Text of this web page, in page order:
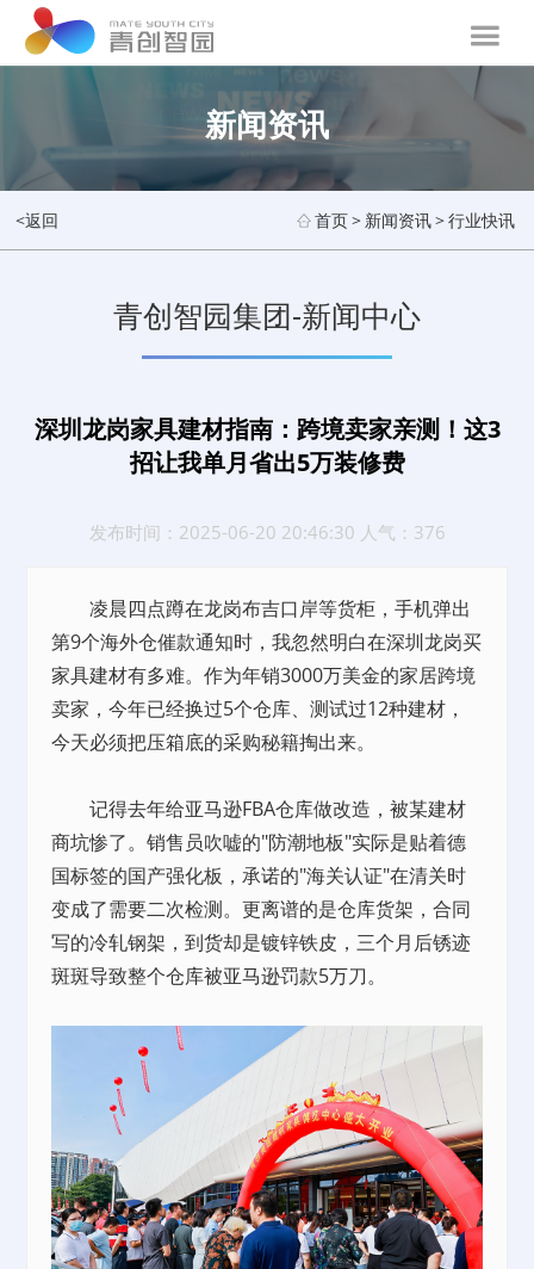
新闻资讯
<返回 首页> 新闻资讯>行业快讯
青创智园集团-新闻中心
深圳龙岗家具建材指南：跨境卖家亲测！这3
招让我单月省出5万装修费
发布时间：2025-06-20 20:46:30 人气：376
凌晨四点蹲在龙岗布吉口岸等货柜，手机弹出
第9个海外仓催款通知时，我忽然明白在深圳龙岗买
家具建材有多难。作为年销3000万美金的家居跨境
卖家，今年已经换过5个仓库、测试过12种建材，
今天必须把压箱底的采购秘籍掏出来。
记得去年给亚马逊FBA仓库做改造，被某建材
商坑惨了。销售员吹嘘的"防潮地板"实际是贴着德
国标签的国产强化板，承诺的"海关认证"在清关时
变成了需要二次检测。更离谱的是仓库货架，合同
写的冷轧钢架，到货却是镀锌铁皮，三个月后锈迹
斑斑导致整个仓库被亚马逊罚款5万刀。